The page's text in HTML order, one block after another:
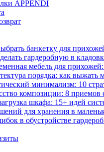
APPENDI
банкетку для
гардеробную в
мебель для
порядка: как выжать
минимализм: 10
композиции: 8 приемов
шкафа: 15+ идей
для хранения в
в обустройстве